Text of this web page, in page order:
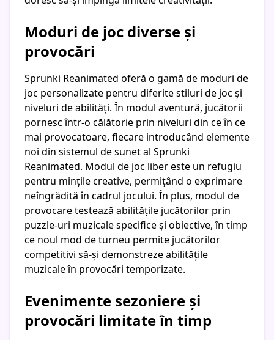
Moduri de joc diverse și
provocări
Sprunki Reanimated oferă o gamă de moduri de
joc personalizate pentru diferite stiluri de joc și
niveluri de abilități. În modul aventură, jucătorii
pornesc într-o călătorie prin niveluri din ce în ce
mai provocatoare, fiecare introducând elemente
noi din sistemul de sunet al Sprunki
Reanimated. Modul de joc liber este un refugiu
pentru mințile creative, permițând o exprimare
neîngrădită în cadrul jocului. În plus, modul de
provocare testează abilitățile jucătorilor prin
puzzle-uri muzicale specifice și obiective, în timp
ce noul mod de turneu permite jucătorilor
competitivi să-și demonstreze abilitățile
muzicale în provocări temporizate.
Evenimente sezoniere și
provocări limitate în timp